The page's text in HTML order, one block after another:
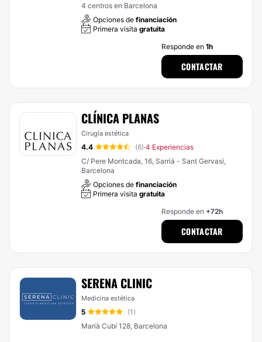
4 centros en Barcelona
Opciones de financiación
Primera visita gratuita
Responde en 1h
CONTACTAR
CLÍNICA PLANAS
Cirugía estética
4.4 (6)·4 Experiencias
C/ Pere Montcada, 16, Sarrià - Sant Gervasi,
Barcelona
Opciones de financiación
Primera visita gratuita
Responde en +72h
CONTACTAR
SERENA CLINIC
Medicina estética
5
(1)
Marià Cubí 128, Barcelona